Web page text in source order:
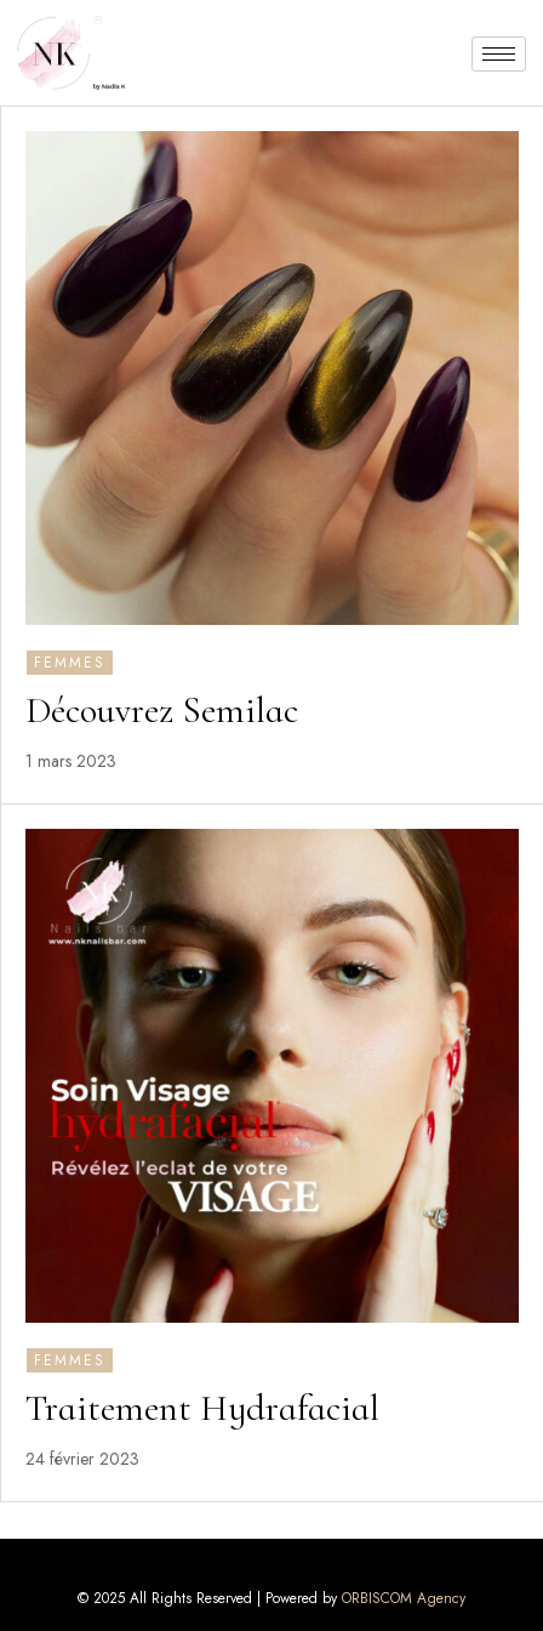
FEMMES
Découvrez Semilac
1 mars 2023
FEMMES
Traitement Hydrafacial
24 février 2023
© 2025 All Rights Reserved | Powered byORBISCOM Agency